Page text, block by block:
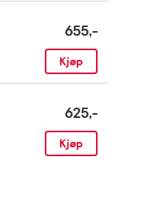
655,-
Kjøp
625,-
Kjøp